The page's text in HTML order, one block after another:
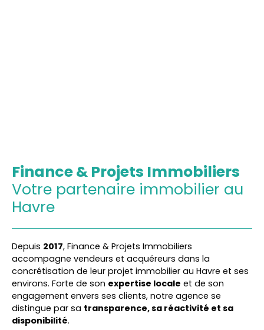
Finance & Projets Immobiliers
Votre partenaire immobilier au
Havre
Depuis 2017, Finance & Projets Immobiliers
accompagne vendeurs et acquéreurs dans la
concrétisation de leur projet immobilier au Havre et ses
environs. Forte de son expertise locale et de son
engagement envers ses clients, notre agence se
distingue par sa transparence, sa réactivité et sa
disponibilité.